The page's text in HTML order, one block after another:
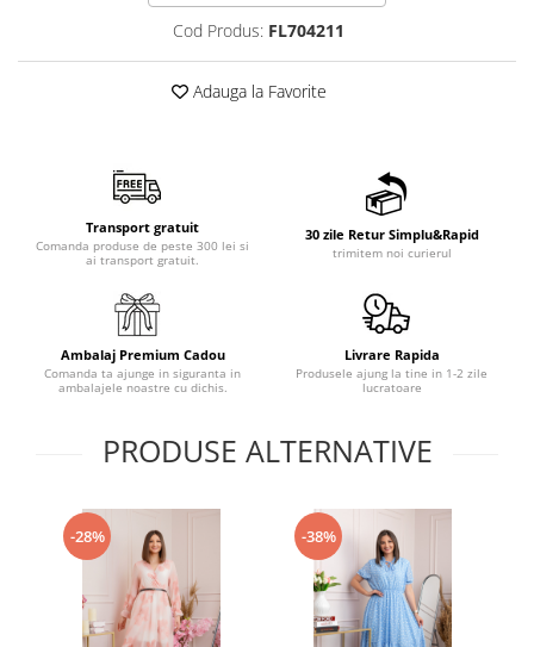
Cod Produs: FL704211
Adauga la Favorite
Transport gratuit
Comanda produse de peste 300 lei si
ai transport gratuit.
30 zile Retur Simplu&Rapid
trimitem noi curierul
Ambalaj Premium Cadou
Comanda ta ajunge in siguranta in
ambalajele noastre cu dichis.
Livrare Rapida
Produsele ajung la tine in 1-2 zile
lucratoare
PRODUSE ALTERNATIVE
-28% -38%